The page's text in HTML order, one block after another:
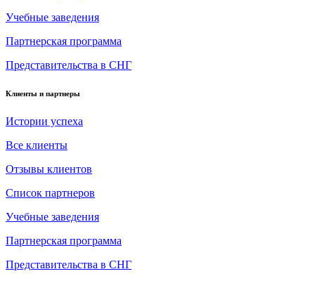
Учебные заведения
Партнерская программа
Представительства в СНГ
Клиенты и партнеры
Истории успеха
Все клиенты
Отзывы клиентов
Список партнеров
Учебные заведения
Партнерская программа
Представительства в СНГ